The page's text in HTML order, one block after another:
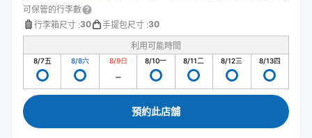
可保管的行李數
行李箱尺寸 :30 手提包尺寸 :30
利用可能時間
8/7五 8/8六 8/9日 8/10一 8/11二 8/12三 8/13四
預約此店舖